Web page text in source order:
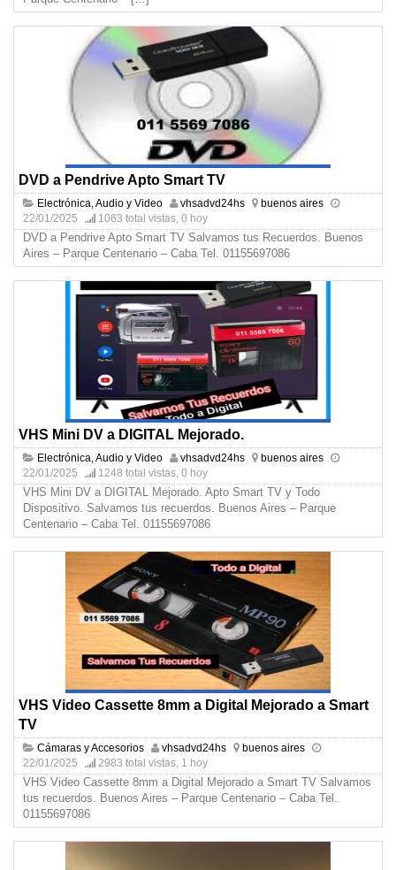
DVD a Pendrive Apto Smart TV
Electrónica, Audio y Video vhsadvd24hs
buenos aires
22/01/2025
1063 total vistas, 0 hoy
DVD a Pendrive Apto Smart TV Salvamos tus Recuerdos. Buenos
Aires – Parque Centenario – Caba Tel. 01155697086
VHS Mini DV a DIGITAL Mejorado.
Electrónica, Audio y Video vhsadvd24hs
buenos aires
22/01/2025
1248 total vistas, 0 hoy
VHS Mini DV a DIGITAL Mejorado. Apto Smart TV y Todo
Dispositivo. Salvamos tus recuerdos. Buenos Aires – Parque
Centenario – Caba Tel. 01155697086
VHS Video Cassette 8mm a Digital Mejorado a Smart
TV
Cámaras y Accesorios vhsadvd24hs
buenos aires
22/01/2025
2983 total vistas, 1 hoy
VHS Video Cassette 8mm a Digital Mejorado a Smart TV Salvamos
tus recuerdos. Buenos Aires – Parque Centenario – Caba Tel.
01155697086